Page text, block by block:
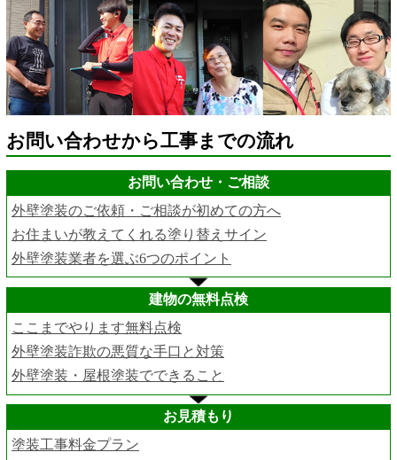
お問い合わせから工事までの流れ
お問い合わせ・ご相談
外壁塗装のご依頼・ご相談が初めての方へ
お住まいが教えてくれる塗り替えサイン
外壁塗装業者を選ぶ6つのポイント
建物の無料点検
ここまでやります無料点検
外壁塗装詐欺の悪質な手口と対策
外壁塗装・屋根塗装でできること
お見積もり
塗装工事料金プラン